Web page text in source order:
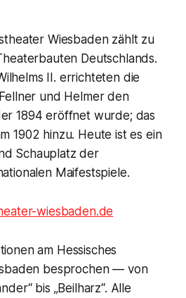
Wiesbaden zählt zu
Deutschlands.
II. errichteten die
und Helmer den
1894 eröffnet wurde; das
1902 hinzu. Heute ist es ein
Schauplatz der
Maifestspiele.
wiesbaden.de
am Hessisches
besprochen — von
bis „Beilharz“. Alle